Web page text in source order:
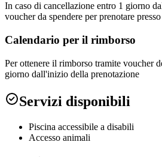
In caso di cancellazione entro 1 giorno
voucher da spendere per prenotare
Calendario per il rimborso
Per ottenere il rimborso tramite voucher
giorno dall'inizio della prenotazione
Servizi disponibili
Piscina accessibile a disabili
Accesso animali